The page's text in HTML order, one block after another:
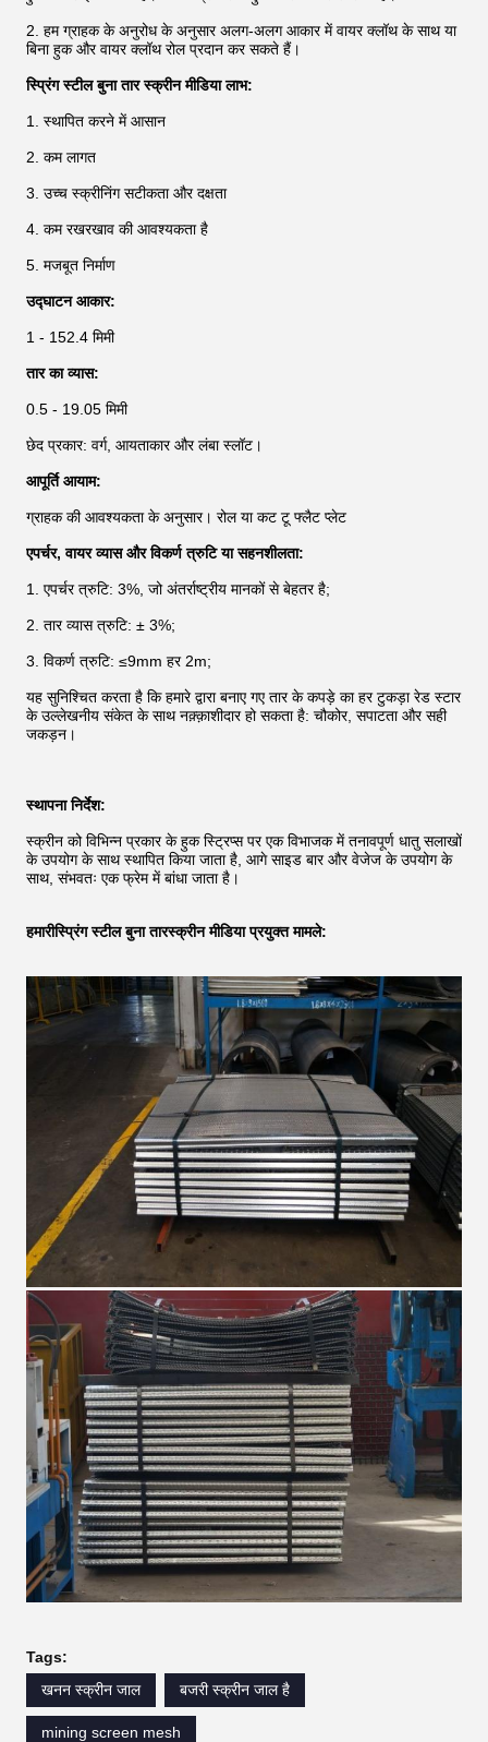
2. हम ग्राहक के अनुरोध के अनुसार अलग-अलग आकार में वायर क्लॉथ के साथ या
बिना हुक और वायर क्लॉथ रोल प्रदान कर सकते हैं।
स्प्रिंग स्टील बुना तार स्क्रीन मीडिया लाभ:
1. स्थापित करने में आसान
2. कम लागत
3. उच्च स्क्रीनिंग सटीकता और दक्षता
4. कम रखरखाव की आवश्यकता है
5. मजबूत निर्माण
उद्घाटन आकार:
1 - 152.4 मिमी
तार का व्यास:
0.5 - 19.05 मिमी
छेद प्रकार: वर्ग, आयताकार और लंबा स्लॉट।
आपूर्ति आयाम:
ग्राहक की आवश्यकता के अनुसार। रोल या कट टू फ्लैट प्लेट
एपर्चर, वायर व्यास और विकर्ण त्रुटि या सहनशीलता:
1. एपर्चर त्रुटि: 3%, जो अंतर्राष्ट्रीय मानकों से बेहतर है;
2. तार व्यास त्रुटि: ± 3%;
3. विकर्ण त्रुटि: ≤9mm हर 2m;
यह सुनिश्चित करता है कि हमारे द्वारा बनाए गए तार के कपड़े का हर टुकड़ा रेड स्टार
के उल्लेखनीय संकेत के साथ नक़्क़ाशीदार हो सकता है: चौकोर, सपाटता और सही
जकड़न।
स्थापना निर्देश:
स्क्रीन को विभिन्न प्रकार के हुक स्ट्रिप्स पर एक विभाजक में तनावपूर्ण धातु सलाखों
के उपयोग के साथ स्थापित किया जाता है, आगे साइड बार और वेजेज के उपयोग के
साथ, संभवतः एक फ्रेम में बांधा जाता है।
हमारीस्प्रिंग स्टील बुना तारस्क्रीन मीडिया प्रयुक्त मामले:
Tags:
खनन स्क्रीन जाल
बजरी स्क्रीन जाल है
mining screen mesh